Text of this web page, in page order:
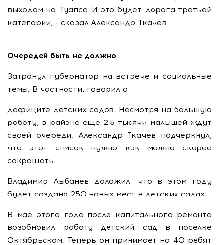
выходом на Туапсе. И это будет дорога третьей
категории, - сказал Александр Ткачев.
Очередей быть не должно
Затронул губернатор на встрече и социальные
темы. В частности, говорил о
дефиците детских садов. Несмотря на большую
работу, в районе еще 2,5 тысячи малышей ждут
своей очереди. Александр Ткачев подчеркнул,
что этот список нужно как можно скорее
сокращать.
Владимир Лыбанев доложил, что в этом году
будет создано 250 новых мест в детских садах.
В мае этого года после капитального ремонта
возобновил работу детский сад в поселке
Октябрьском. Теперь он принимает на 40 ребят